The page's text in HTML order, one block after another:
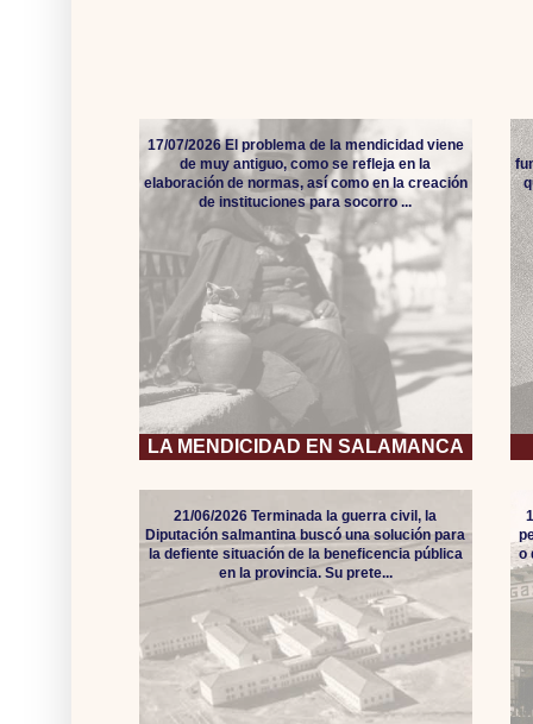
LA MENDICIDAD EN SALAMANCA
17/07/2026 El problema de la mendicidad viene
de muy antiguo, como se refleja en la
elaboración de normas, así como en la creación
de instituciones para socorro ...
21/06/2026 Terminada la guerra civil, la
Diputación salmantina buscó una solución para
la defiente situación de la beneficencia pública
en la provincia. Su prete...
o